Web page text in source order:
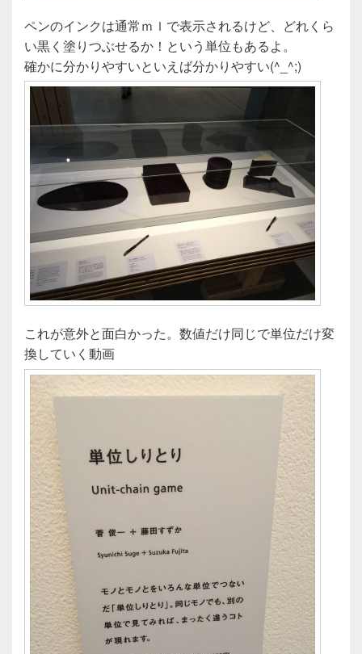
ペンのインクは通常ｍｌで表示されるけど、どれくら
い黒く塗りつぶせるか！という単位もあるよ。
確かに分かりやすいといえば分かりやすい(^_^;)
これが意外と面白かった。数値だけ同じで単位だけ変
換していく動画